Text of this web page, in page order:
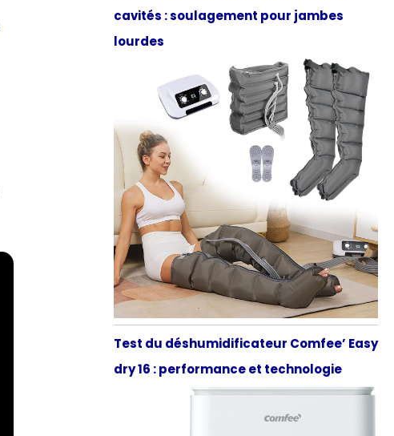
cavités : soulagement pour jambes
lourdes
Test du déshumidificateur Comfee’ Easy
dry 16 : performance et technologie